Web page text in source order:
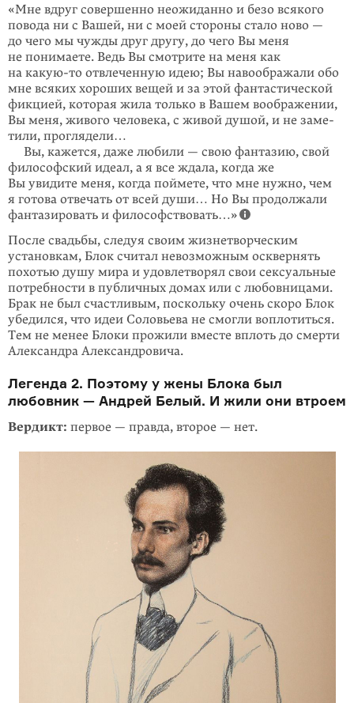
«Мне вдруг совершенно неожиданно и безо всякого
повода ни с Вашей, ни с моей стороны стало ново —
до чего мы чужды друг другу, до чего Вы меня
не понимаете. Ведь Вы смотрите на меня как
на какую-то отвлеченную идею; Вы навоображали обо
мне всяких хороших вещей и за этой фантастической
фикцией, которая жила только в Вашем воображении,
Вы меня, живого человека, с живой душой, и не заме­
тили, проглядели…
Вы, кажется, даже любили — свою фантазию, свой
философский идеал, а я все ждала, когда же
Вы увидите меня, когда поймете, что мне нужно, чем
я готова отвечать от всей души… Но Вы продолжали
фантазировать и философствовать…»
После свадьбы, следуя своим жизнетворческим
установкам, Блок считал невоз­можным осквернять
похотью душу мира и удовлетворял свои сексуальные
потребности в публичных домах или с любовницами.
Брак не был счастливым, поскольку очень скоро Блок
убедился, что идеи Соловьева не смогли вопло­титься.
Тем не менее Блоки прожили вместе вплоть до смерти
Александра Александровича.
Легенда 2. Поэтому у жены Блока был
любовник — Андрей Белый. И жили они втроем
Вердикт: первое — правда, второе — нет.